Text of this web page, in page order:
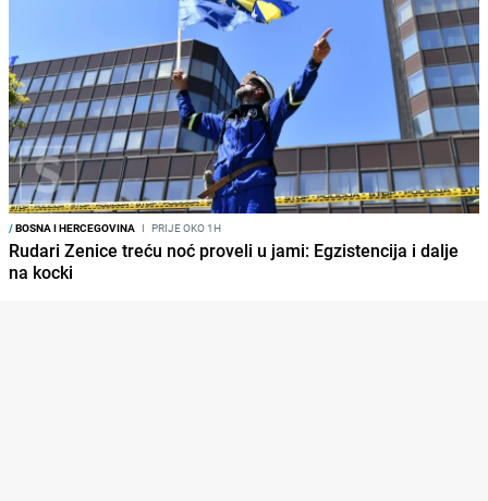
/BOSNA I HERCEGOVINA I PRIJE OKO 1H
Rudari Zenice treću noć proveli u jami: Egzistencija i dalje
na kocki